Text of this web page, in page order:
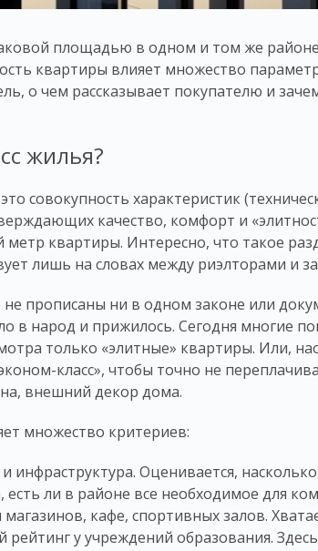
площадью в одном и том же районе
квартиры влияет множество
о чем рассказывает покупателю и
жилья?
совокупность характеристик
качество, комфорт и
метр квартиры. Интересно, что такое
лишь на словах между риэлторами и
не прописаны ни в одном законе или
в народ и прижилось. Сегодня многие
только «элитные» квартиры. Или,
класс», чтобы точно не
внешний декор дома.
множество критериев:
инфраструктура. Оценивается,
есть ли в районе все необходимое для
кафе, спортивных залов.
рейтинг у учреждений образования.